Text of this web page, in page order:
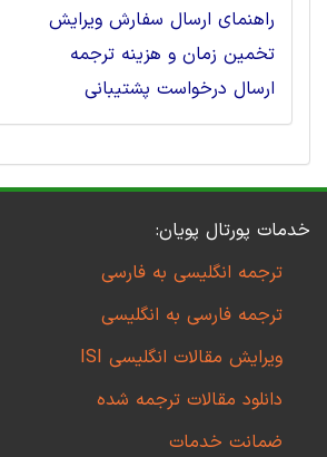
راهنمای ارسال سفارش ویرایش
تخمین زمان و هزینه ترجمه
ارسال درخواست پشتیبانی
خدمات پورتال پویان:
ترجمه انگلیسی به فارسی
ترجمه فارسی به انگلیسی
ویرایش مقالات انگلیسی ISI
دانلود مقالات ترجمه شده
ضمانت خدمات